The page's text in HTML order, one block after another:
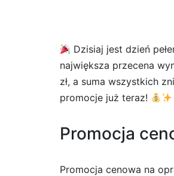
Dzisiaj jest dzień
największa przecena
zł, a suma wszystkich
promocje już teraz!
Promocja
Promocja cenowa na